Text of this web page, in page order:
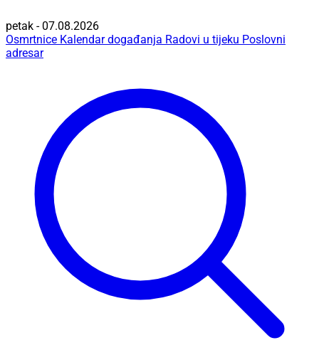
petak - 07.08.2026
Osmrtnice Kalendar događanja Radovi u tijeku Poslovni
adresar